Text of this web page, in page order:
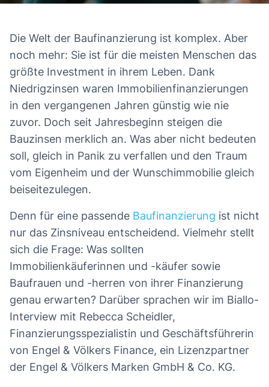
Die Welt der Baufinanzierung ist komplex. Aber
noch mehr: Sie ist für die meisten Menschen das
größte Investment in ihrem Leben. Dank
Niedrigzinsen waren Immobilienfinanzierungen
in den vergangenen Jahren günstig wie nie
zuvor. Doch seit Jahresbeginn steigen die
Bauzinsen merklich an. Was aber nicht bedeuten
soll, gleich in Panik zu verfallen und den Traum
vom Eigenheim und der Wunschimmobilie gleich
beiseitezulegen.
Denn für eine passende Baufinanzierung ist nicht
nur das Zinsniveau entscheidend. Vielmehr stellt
sich die Frage: Was sollten
Immobilienkäuferinnen und -käufer sowie
Baufrauen und -herren von ihrer Finanzierung
genau erwarten? Darüber sprachen wir im Biallo-
Interview mit Rebecca Scheidler,
Finanzierungsspezialistin und Geschäftsführerin
von Engel & Völkers Finance, ein Lizenzpartner
der Engel & Völkers Marken GmbH & Co. KG.